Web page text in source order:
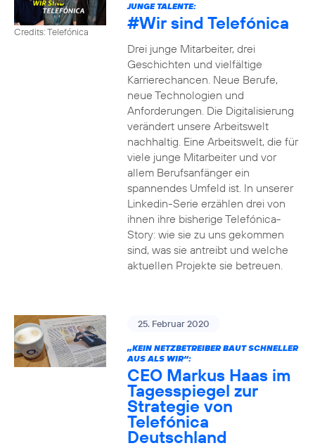
Credits: Telefónica
JUNGE TALENTE:
#Wirsind Telefónica
Drei junge Mitarbeiter, drei
Geschichten und vielfältige
Karrierechancen. Neue Berufe,
neue Technologien und
Anforderungen. Die Digitalisierung
verändert unsere Arbeitswelt
nachhaltig. Eine Arbeitswelt, die für
viele junge Mitarbeiter und vor
allem Berufsanfänger ein
spannendes Umfeld ist. In unserer
Linkedin-Serie erzählen drei von
ihnen ihre bisherige Telefónica-
Story: wie sie zu uns gekommen
sind, was sie antreibt und welche
aktuellen Projekte sie betreuen.
25. Februar 2020
„KEIN NETZBETREIBER BAUT SCHNELLER
AUS ALS WIR“:
CEO Markus Haas im
Tagesspiegel zur
Strategie von
Telefónica
Deutschland